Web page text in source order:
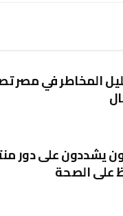
يشددون على دور
على الصحة